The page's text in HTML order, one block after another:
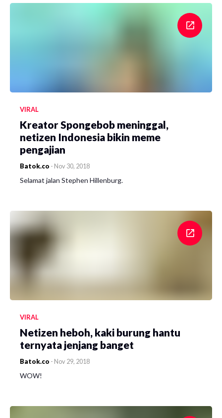
VIRAL
Kreator Spongebob meninggal,
netizen Indonesia bikin meme
pengajian
Batok.co - Nov 30, 2018
Selamat jalan Stephen Hillenburg.
VIRAL
Netizen heboh, kaki burung hantu
ternyata jenjang banget
Batok.co - Nov 29, 2018
WOW!